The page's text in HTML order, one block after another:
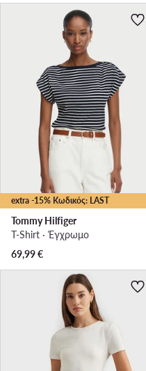
extra -15% Κωδικός: LAST
Tommy Hilfiger
T-Shirt · Έγχρωμο
69,99€